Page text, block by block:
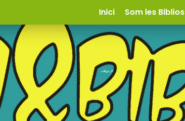
Inici Som les Biblios